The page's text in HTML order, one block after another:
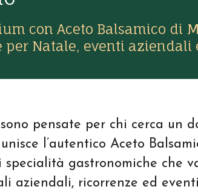
con Aceto Balsamico di
Natale, eventi aziendali
pensate per chi cerca un
l’autentico Aceto
gastronomiche che
aziendali, ricorrenze ed